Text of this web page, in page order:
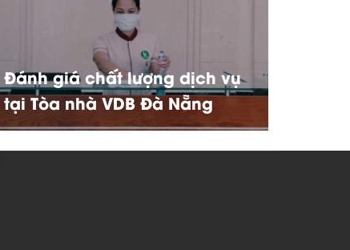
Đánh giá chất lượng dịch vụ
tại Tòa nhà VDB Đà Nẵng